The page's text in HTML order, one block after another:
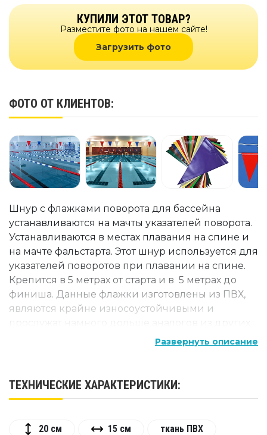
КУПИЛИ ЭТОТ ТОВАР?
Разместите фото на нашем сайте!
Загрузить фото
ФОТО ОТ КЛИЕНТОВ:
Шнур с флажками поворота для бассейна
устанавливаются на мачты указателей поворота.
Устанавливаются в местах плавания на спине и
на мачте фальстарта. Этот шнур используется для
указателей поворотов при плавании на спине.
Крепится в 5 метрах от старта и в 5 метрах до
финиша. Данные флажки изготовлены из ПВХ,
являются крайне износоустойчивыми и
материалов. Так же возможно размещение
Развернуть описание
ТЕХНИЧЕСКИЕ ХАРАКТЕРИСТИКИ:
20 см 15 см ткань ПВХ